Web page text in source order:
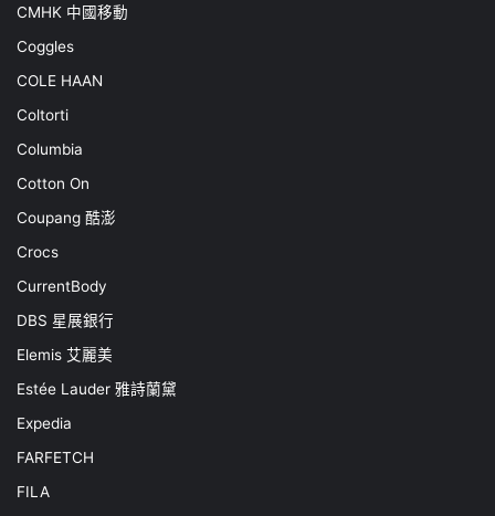
CMHK 中國移動
Coggles
COLE HAAN
Coltorti
Columbia
Cotton On
Coupang 酷澎
Crocs
CurrentBody
DBS 星展銀行
Elemis 艾麗美
Estée Lauder 雅詩蘭黛
Expedia
FARFETCH
FILA